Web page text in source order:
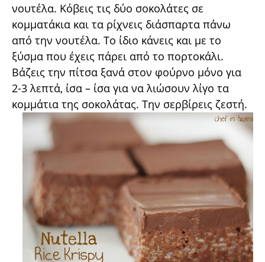
νουτέλα. Κόβεις τις δύο σοκολάτες σε
κομματάκια και τα ρίχνεις διάσπαρτα πάνω
από την νουτέλα. Το ίδιο κάνεις και με το
ξύσμα που έχεις πάρει από το πορτοκάλι.
Βάζεις την πίτσα ξανά στον φούρνο μόνο για
2-3 λεπτά, ίσα – ίσα για να λιώσουν λίγο τα
κομμάτια της σοκολάτας. Την σερβίρεις ζεστή.